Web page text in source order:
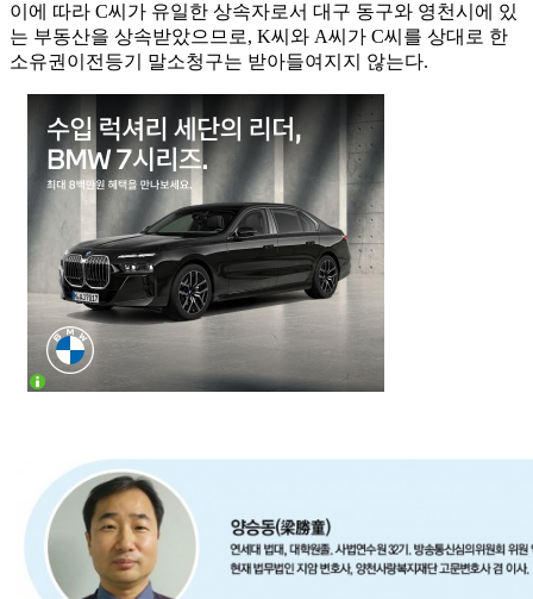
이에 따라 C씨가 유일한 상속자로서 대구 동구와 영천시에 있
는 부동산을 상속받았으므로, K씨와 A씨가 C씨를 상대로 한
소유권이전등기 말소청구는 받아들여지지 않는다.